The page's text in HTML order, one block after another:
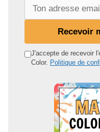
d
Recevoir
J'accepte de recevoir
Color. Politique de